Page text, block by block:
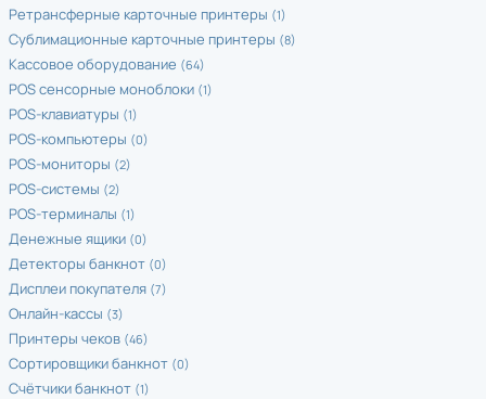
Ретрансферные карточные принтеры (1)
Сублимационные карточные принтеры (8)
Кассовое оборудование (64)
POS cенсорные моноблоки (1)
POS-клавиатуры (1)
POS-компьютеры (0)
POS-мониторы (2)
POS-системы (2)
POS-терминалы (1)
Денежные ящики (0)
Детекторы банкнот (0)
Дисплеи покупателя (7)
Онлайн-кассы (3)
Принтеры чеков (46)
Сортировщики банкнот (0)
Счётчики банкнот (1)